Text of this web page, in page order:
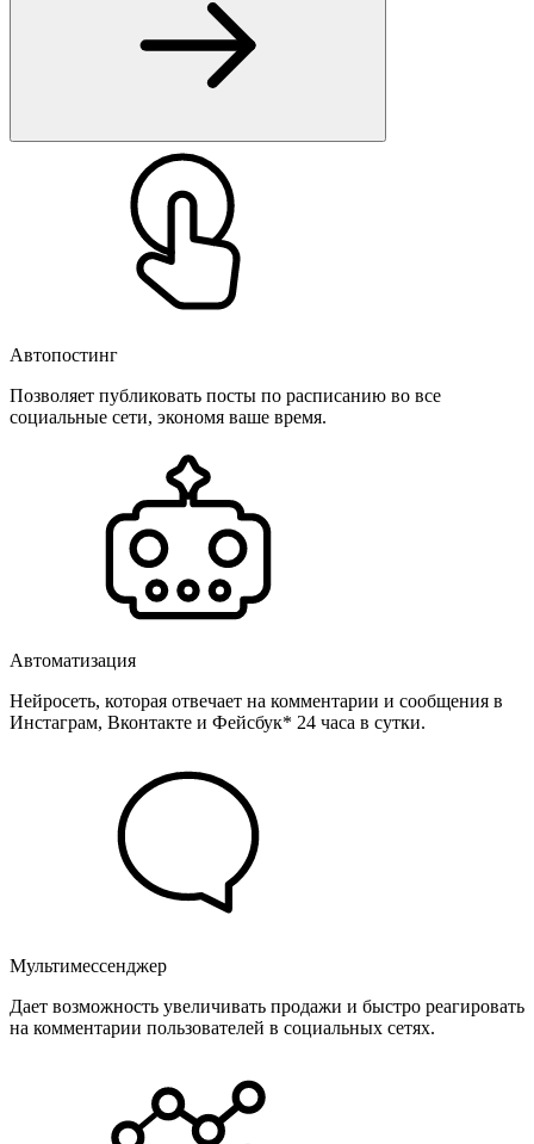
Автопостинг
Позволяет публиковать посты по расписанию во все
социальные сети, экономя ваше время.
Автоматизация
Нейросеть, которая отвечает на комментарии и сообщения в
Инстаграм, Вконтакте и Фейсбук* 24 часа в сутки.
Мультимессенджер
Дает возможность увеличивать продажи и быстро реагировать
на комментарии пользователей в социальных сетях.